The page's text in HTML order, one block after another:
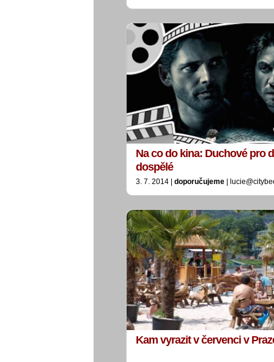
Na co do kina: Duchové pro
dospělé
3. 7. 2014 | doporučujeme |
Kam vyrazit v červenci v